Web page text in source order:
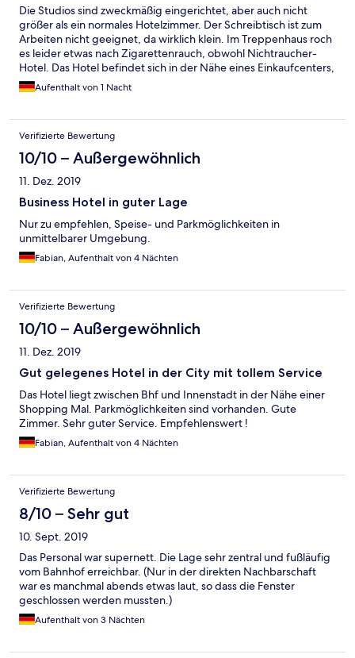
Die Studios sind zweckmäßig eingerichtet, aber auch nicht
größer als ein normales Hotelzimmer. Der Schreibtisch ist zum
Arbeiten nicht geeignet, da wirklich klein. Im Treppenhaus roch
es leider etwas nach Zigarettenrauch, obwohl Nichtraucher-
Hotel. Das Hotel befindet sich in der Nähe eines Einkaufcenters,
was recht gut ist. 5€ Parken ist ok, wenn man das Glück hat
einen Parkplatz zu ergattern (sehr begrenzte Anzahl). Preis -
günstiger sein, aber es kommt bestimmt auch darauf an, wann
die Buchung getätigt wird.
Aufenthalt von 1 Nacht
Verifizierte Bewertung
10/10 – Außergewöhnlich
11. Dez. 2019
Business Hotel in guter Lage
Nur zu empfehlen, Speise- und Parkmöglichkeiten in
unmittelbarer Umgebung.
Fabian, Aufenthalt von 4 Nächten
Verifizierte Bewertung
10/10 – Außergewöhnlich
11. Dez. 2019
Gut gelegenes Hotel in der City mit tollem Service
Das Hotel liegt zwischen Bhf und Innenstadt in der Nähe einer
Shopping Mal. Parkmöglichkeiten sind vorhanden. Gute
Zimmer. Sehr guter Service. Empfehlenswert !
Fabian, Aufenthalt von 4 Nächten
Verifizierte Bewertung
8/10 – Sehr gut
10. Sept. 2019
Das Personal war supernett. Die Lage sehr zentral und fußläufig
vom Bahnhof erreichbar. (Nur in der direkten Nachbarschaft
war es manchmal abends etwas laut, so dass die Fenster
geschlossen werden mussten.)
Aufenthalt von 3 Nächten